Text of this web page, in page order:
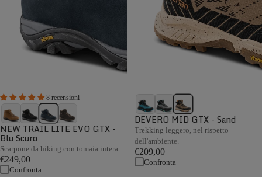
8 recensioni
NEW TRAIL LITE EVO GTX -
Blu Scuro
Scarpone da hiking con tomaia intera
€249,00
Confronta
DEVERO MID GTX - Sand
Trekking leggero, nel rispetto
dell'ambiente.
€209,00
Confronta